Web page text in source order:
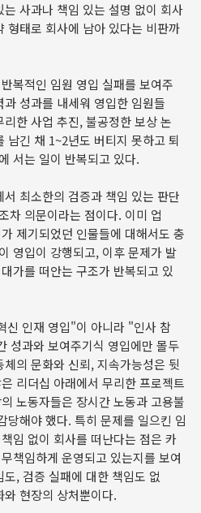
사과나 책임 있는 설명 없이 회사
형태로 회사에 남아 있다는 비판까
복적인 임원 영입 실패를 보여주
성과를 내세워 영입한 임원들
한 사업 추진, 불공정한 보상 논
남긴 채 1~2년도 버티지 못하고 퇴
서는 일이 반복되고 있다.
최소한의 검증과 책임 있는 판단
차 의문이라는 점이다. 이미 업
제기되었던 인물들에 대해서도 충
영입이 강행되고, 이후 문제가 발
가를 떠안는 구조가 반복되고 있
신 인재 영입"이 아니라 "인사 참
성과와 보여주기식 영입에만 몰두
의 문화와 신뢰, 지속가능성은 뒷
리더십 아래에서 무리한 프로젝트
노동자들은 장시간 노동과 고용불
당해야 했다. 특히 문제를 일으킨 임
임 없이 회사를 떠난다는 점은 카
책임하게 운영되고 있는지를 보여
, 검증 실패에 대한 책임도 없
현장의 상처뿐이다.